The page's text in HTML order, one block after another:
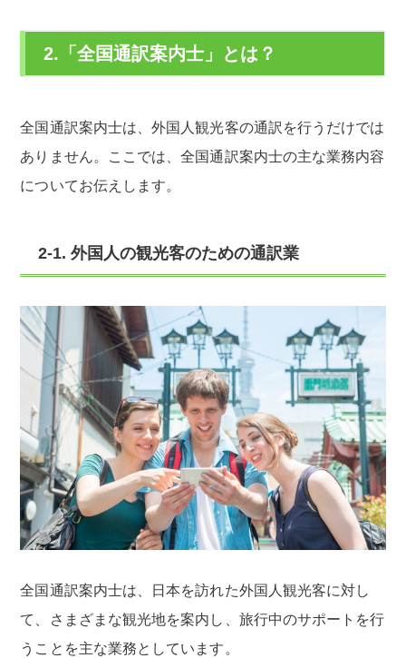
2.「全国通訳案内士」とは？
全国通訳案内士は、外国人観光客の通訳を行うだけでは
ありません。ここでは、全国通訳案内士の主な業務内容
についてお伝えします。
2-1. 外国人の観光客のための通訳業
全国通訳案内士は、日本を訪れた外国人観光客に対し
て、さまざまな観光地を案内し、旅行中のサポートを行
うことを主な業務としています。